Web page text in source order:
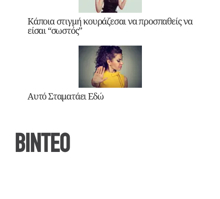
Κάποια στιγμή κουράζεσαι να προσπαθείς να
είσαι “σωστός”
Αυτό Σταματάει Εδώ
ΒΙΝΤΕΟ